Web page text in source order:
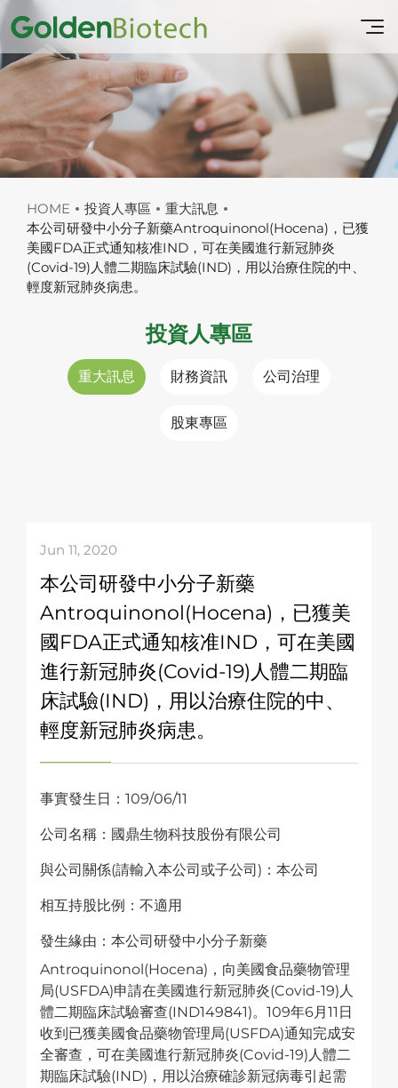
HOME 投資人專區
重大訊息
本公司研發中小分子新藥Antroquinonol(Hocena)，已獲
美國FDA正式通知核准IND，可在美國進行新冠肺炎
(Covid-19)人體二期臨床試驗(IND)，用以治療住院的中、
輕度新冠肺炎病患。
投資人專區
重大訊息 財務資訊 公司治理
股東專區
Jun 11, 2020
本公司研發中小分子新藥
Antroquinonol(Hocena)，已獲美
國FDA正式通知核准IND，可在美國
進行新冠肺炎(Covid-19)人體二期臨
床試驗(IND)，用以治療住院的中、
輕度新冠肺炎病患。
事實發生日：109/06/11
公司名稱：國鼎生物科技股份有限公司
與公司關係(請輸入本公司或子公司)：本公司
相互持股比例：不適用
發生緣由：本公司研發中小分子新藥
Antroquinonol(Hocena)，向美國食品藥物管理
局(USFDA)申請在美國進行新冠肺炎(Covid-19)人
體二期臨床試驗審查(IND149841)。109年6月11日
收到已獲美國食品藥物管理局(USFDA)通知完成安
全審查，可在美國進行新冠肺炎(Covid-19)人體二
期臨床試驗(IND)，用以治療確診新冠病毒引起需